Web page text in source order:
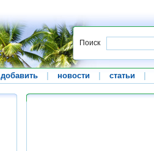
Поиск
добавить новости статьи